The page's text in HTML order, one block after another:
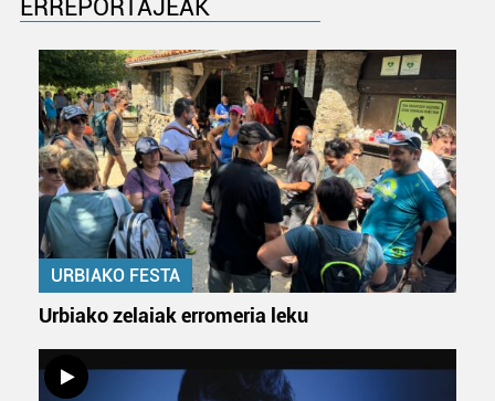
ERREPORTAJEAK
URBIAKO FESTA
Urbiako zelaiak erromeria leku